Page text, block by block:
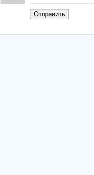
Отправить